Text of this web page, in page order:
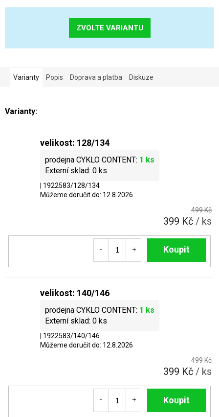
ZVOLTE VARIANTU
Varianty Popis Doprava a platba Diskuze
velikost: 128/134
1 ks
0 ks
| 1922583/128/134
Můžeme doručit do: 12.8.2026
499 Kč
399 Kč / ks
Do košíku
velikost: 140/146
1 ks
0 ks
| 1922583/140/146
Můžeme doručit do: 12.8.2026
499 Kč
399 Kč / ks
Do košíku